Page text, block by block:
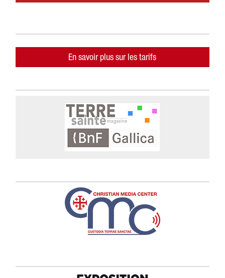
En savoir plus sur les tarifs